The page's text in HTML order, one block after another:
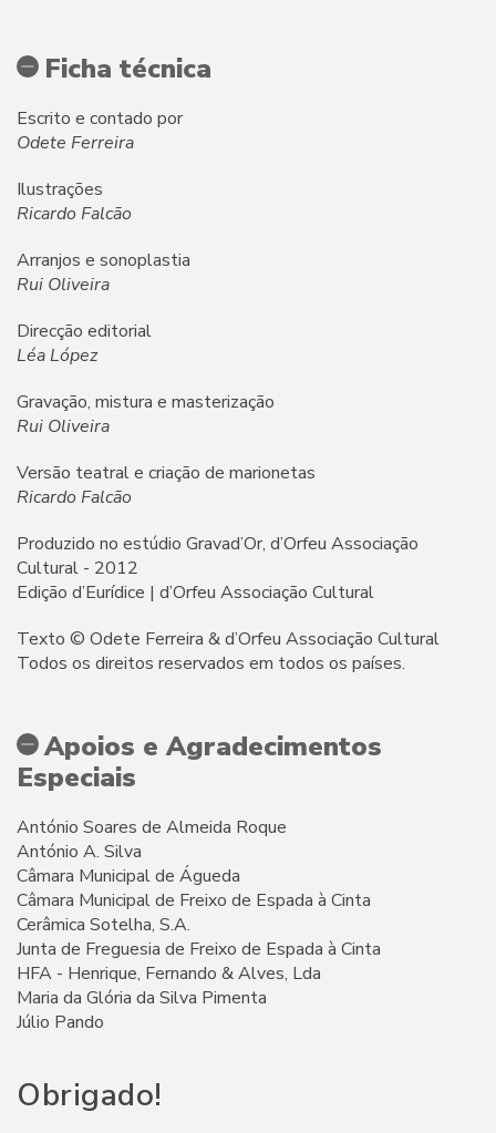
Ficha técnica
Escrito e contado por
Odete Ferreira
Ilustrações
Ricardo Falcão
Arranjos e sonoplastia
Rui Oliveira
Direcção editorial
Léa López
Gravação, mistura e masterização
Rui Oliveira
Versão teatral e criação de marionetas
Ricardo Falcão
Produzido no estúdio Gravad’Or, d’Orfeu Associação
Cultural - 2012
Edição d’Eurídice | d’Orfeu Associação Cultural
Texto © Odete Ferreira & d’Orfeu Associação Cultural
Todos os direitos reservados em todos os países.
Apoios e Agradecimentos
Especiais
António Soares de Almeida Roque
António A. Silva
Câmara Municipal de Águeda
Câmara Municipal de Freixo de Espada à Cinta
Cerâmica Sotelha, S.A.
Junta de Freguesia de Freixo de Espada à Cinta
HFA - Henrique, Fernando & Alves, Lda
Maria da Glória da Silva Pimenta
Júlio Pando
Obrigado!